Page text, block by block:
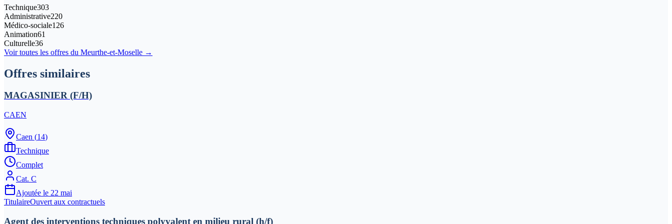
Technique303
Administrative220
Médico-sociale126
Animation61
Culturelle36
Voir toutes les offres du Meurthe-et-Moselle →
Offres similaires
MAGASINIER (F/H)
CAEN
Caen (14)
Technique
Complet
Cat. C
Ajoutée le 22 mai
TitulaireOuvert aux contractuels
Agent des interventions techniques polyvalent en milieu rural (h/f)